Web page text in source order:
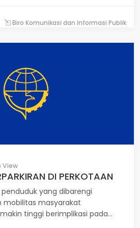
Perhubungan. Dengan
Demikian disampaikan
Tahun 2011 di Ruang
Jakarta, Kamis (27/1).
Biro Komunikasi dan Informasi Publik
View
DI PERKOTAAN
yang dibarengi
mobilitas masyarakat
tinggi berimplikasi pada